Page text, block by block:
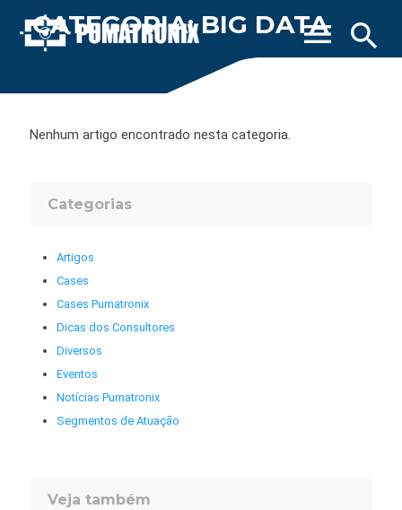
search
menu
CATEGORIA: BIG DATA
Nenhum artigo encontrado nesta categoria.
Categorias
Artigos
Cases
Cases Pumatronix
Dicas dos Consultores
Diversos
Eventos
Notícias Pumatronix
Segmentos de Atuação
Veja também